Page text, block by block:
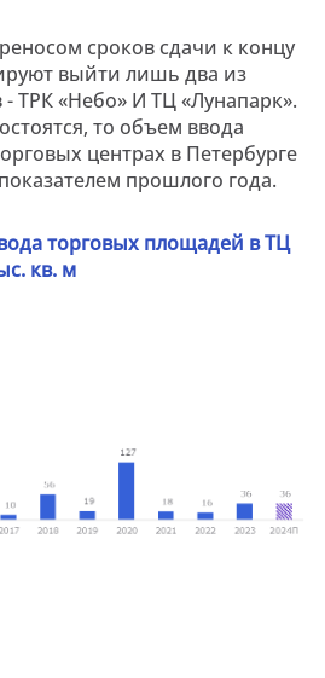
сроков сдачи к концу
выйти лишь два из
ТРК «Небо» И ТЦ «Лунапарк».
то объем ввода
центрах в Петербурге
прошлого года.
торговых площадей в ТЦ
кв. м